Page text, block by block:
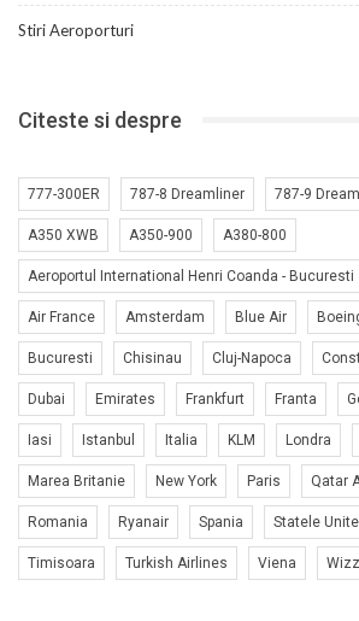
Stiri Aeroporturi
Citeste si despre
777-300ER 787-8 Dreamliner 787-9
A350 XWB A350-900 A380-800
Aeroportul International Henri Coanda - Bucuresti
Air France Amsterdam Blue Air
Bucuresti Chisinau Cluj-Napoca
Dubai Emirates Frankfurt Franta
Iasi Istanbul Italia KLM Londra
Marea Britanie New York Paris Qatar
Romania Ryanair Spania Statele Unite
Timisoara Turkish Airlines Viena